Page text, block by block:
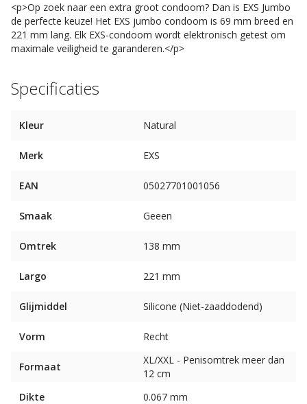
<p>Op zoek naar een extra groot condoom? Dan is EXS Jumbo
de perfecte keuze! Het EXS jumbo condoom is 69 mm breed en
221 mm lang. Elk EXS-condoom wordt elektronisch getest om
maximale veiligheid te garanderen.</p>
Specificaties
Kleur Natural
Merk EXS
EAN 05027701001056
Smaak Geeen
Omtrek 138 mm
Largo 221 mm
Glijmiddel Silicone (Niet-zaaddodend)
Vorm Recht
Formaat
XL/XXL - Penisomtrek meer dan
12 cm
Dikte
0.067 mm